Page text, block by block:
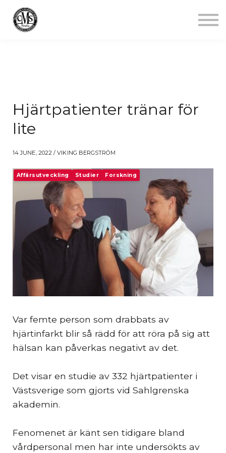
Hjärtpatienter tränar för
lite
14 JUNE, 2022 / VIKING BERGSTRÖM
Affärsutveckling Studier Forskning
Var femte person som drabbats av
hjärtinfarkt blir så rädd för att röra på sig att
hälsan kan påverkas negativt av det.
Det visar en studie av 332 hjärtpatienter i
Västsverige som gjorts vid Sahlgrenska
akademin.
Fenomenet är känt sen tidigare bland
vårdpersonal men har inte undersökts av